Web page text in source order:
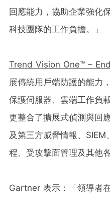
回應能力，協助企業強化
科技團隊的工作負擔。」
Trend Vision One™ –
展傳統用戶端防護的能力
保護伺服器、雲端工作負
更整合了擴展式偵測與回
及第三方威脅情報、
程、受攻擊面管理及其他
Gartner 表示：「領導者